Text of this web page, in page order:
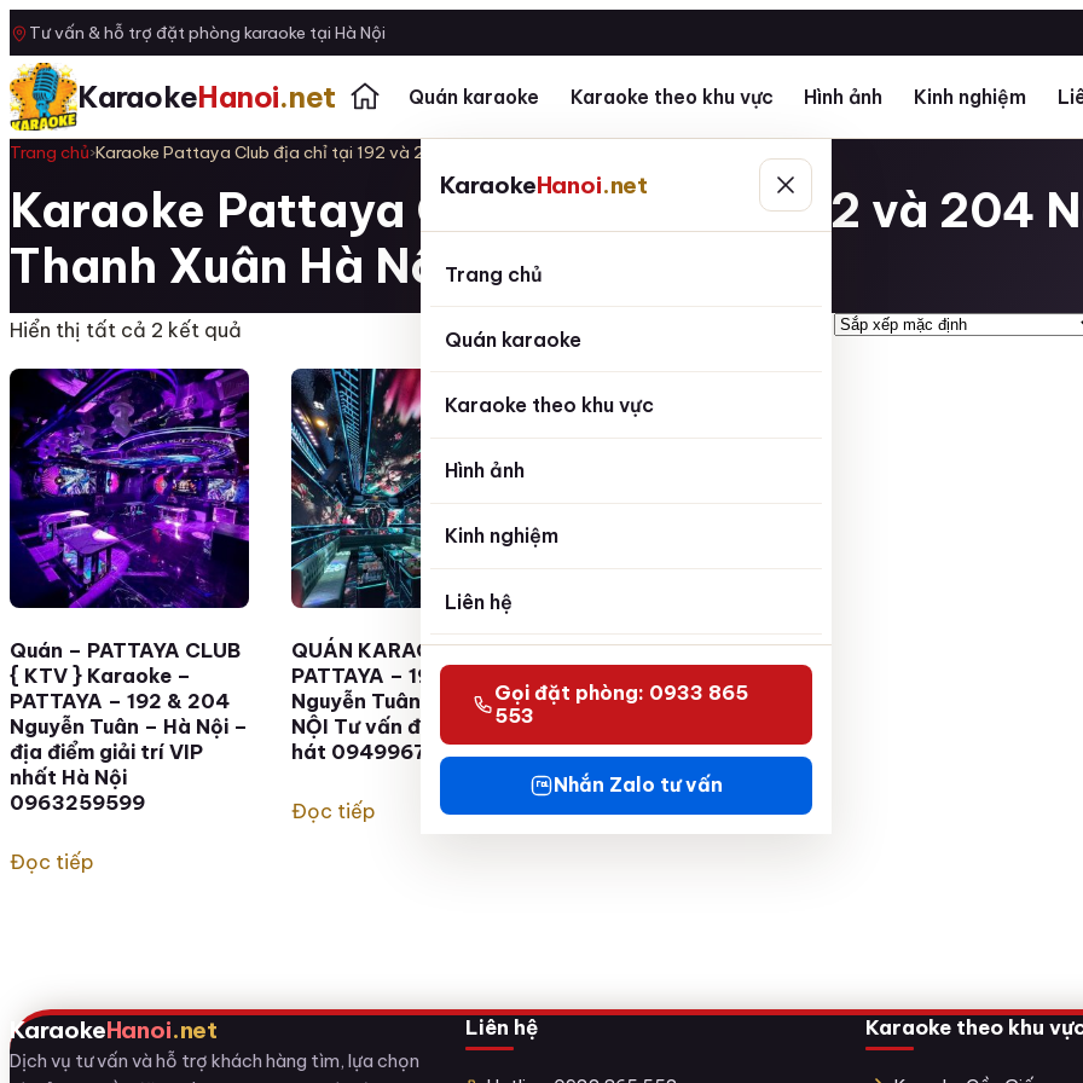
Tư vấn & hỗ trợ đặt phòng karaoke tại Hà Nội
KaraokeHanoi.net Quán karaoke Karaoke theo khu vực Hình ảnh Kinh nghiệm
KaraokeHanoi.net
Trang chủ
Quán karaoke
Karaoke theo khu vực
Hình ảnh
Kinh nghiệm
Liên hệ
Gọi đặt phòng: 0933 865
553
Nhắn Zalo tư vấn
Trang chủ›Karaoke Pattaya Club địa chỉ tại 192 và 204 Nguyễn Tuân Thanh Xuân Hà Nội
Karaoke Pattaya Club địa chỉ tại 192 và 204
Thanh Xuân Hà Nội
Hiển thị tất cả 2 kết quả
Quán – PATTAYA CLUB
{ KTV } Karaoke –
PATTAYA – 192 & 204
Nguyễn Tuân – Hà Nội –
địa điểm giải trí VIP
nhất Hà Nội
0963259599
Đọc tiếp
QUÁN KARAOKE
PATTAYA – 192 & 204
Nguyễn Tuân – TẠI HÀ
NỘI Tư vấn đặt phòng
hát 0949967786
Đọc tiếp
KaraokeHanoi.net
Dịch vụ tư vấn và hỗ trợ khách hàng tìm, lựa chọn
Liên hệ Karaoke theo khu